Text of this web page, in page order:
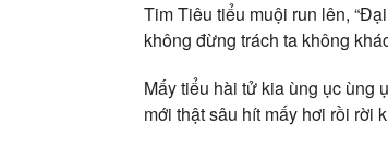
Tim Tiêu tiểu muội run lên,
không đừng trách ta không
Mấy tiểu hài tử kia ùng ục ùng
mới thật sâu hít mấy hơi rồi rời